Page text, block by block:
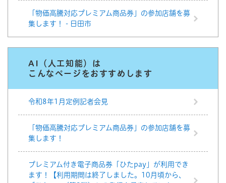
「物価高騰対応プレミアム商品券」の参加店舗を募
集します！ - 日田市
AI（人工知能）は
こんなページをおすすめします
令和8年1月定例記者会見
「物価高騰対応プレミアム商品券」の参加店舗を募
集します！
プレミアム付き電子商品券「ひたpay」が利用でき
ます！【利用期間は終了しました。10月頃から、